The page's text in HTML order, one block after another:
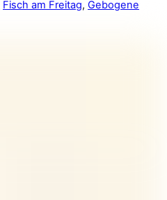
Fisch am Freitag, Gebogene